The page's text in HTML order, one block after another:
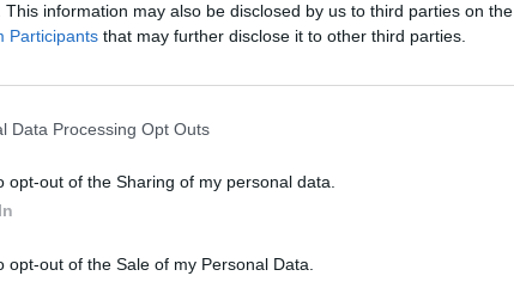
This information may also be disclosed by us to third parties on the
Participants that may further disclose it to other third parties.
Data Processing Opt Outs
opt-out of the Sharing of my personal data.
opt-out of the Sale of my Personal Data.
1 0 4 3 14 0 0 2 0 6 1 0 2 3
0 2 2 2 7 0 1 1 1 3 0 1 1 1 4